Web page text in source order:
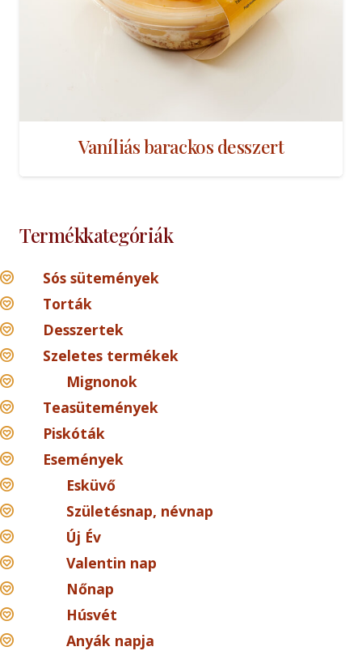
Vaníliás barackos desszert
Termékkategóriák
Sós sütemények
Torták
Desszertek
Szeletes termékek
Mignonok
Teasütemények
Piskóták
Események
Esküvő
Születésnap, névnap
Új Év
Valentin nap
Nőnap
Húsvét
Anyák napja